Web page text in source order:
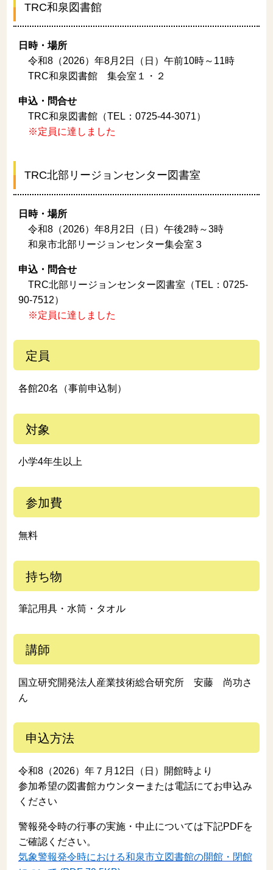
TRC和泉図書館
日時・場所
令和8（2026）年8月2日（日）午前10時～11時
TRC和泉図書館 集会室１・２
申込・問合せ
TRC和泉図書館（TEL：0725-44-3071）
※定員に達しました
TRC北部リージョンセンター図書室
日時・場所
令和8（2026）年8月2日（日）午後2時～3時
和泉市北部リージョンセンター集会室３
申込・問合せ
TRC北部リージョンセンター図書室（TEL：0725-
90-7512）
※定員に達しました
定員
各館20名（事前申込制）
対象
小学4年生以上
参加費
無料
持ち物
筆記用具・水筒・タオル
講師
国立研究開発法人産業技術総合研究所 安藤 尚功さ
ん
申込方法
令和8（2026）年７月12日（日）開館時より
参加希望の図書館カウンターまたは電話にてお申込み
ください
警報発令時の行事の実施・中止については下記PDFを
ご確認ください。
気象警報発令時における和泉市立図書館の開館・閉館